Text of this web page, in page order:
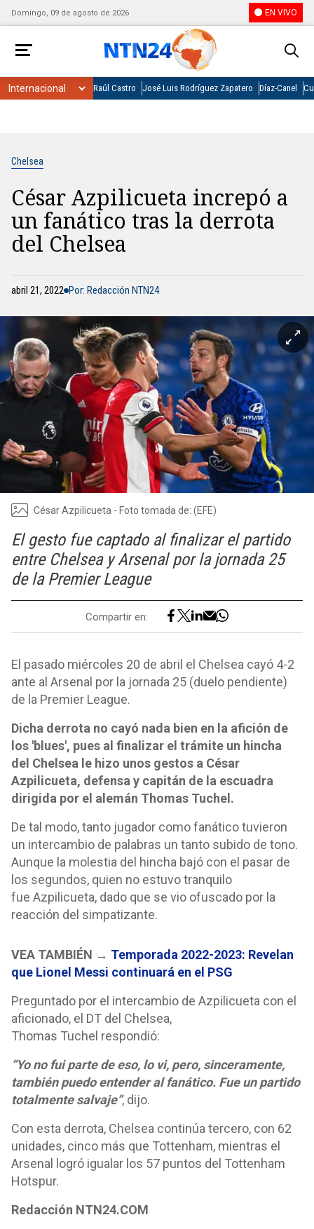
Domingo, 09 de agosto de 2026 EN VIVO
Raúl Castro José Luis Rodríguez Zapatero Díaz-Canel
Chelsea
César Azpilicueta increpó a
un fanático tras la derrota
del Chelsea
abril 21, 2022 Por: Redacción NTN24
César Azpilicueta - Foto tomada de: (EFE)
El gesto fue captado al finalizar el partido
entre Chelsea y Arsenal por la jornada 25
de la Premier League
Compartir en:
El pasado miércoles 20 de abril el Chelsea cayó 4-2
ante al Arsenal por la jornada 25 (duelo pendiente)
de la Premier League.
Dicha derrota no cayó nada bien en la afición de
los 'blues', pues al finalizar el trámite un hincha
del Chelsea le hizo unos gestos a César
Azpilicueta, defensa y capitán de la escuadra
dirigida por el alemán Thomas Tuchel.
De tal modo, tanto jugador como fanático tuvieron
un intercambio de palabras un tanto subido de tono.
Aunque la molestia del hincha bajó con el pasar de
los segundos, quien no estuvo tranquilo
fue Azpilicueta, dado que se vio ofuscado por la
reacción del simpatizante.
VEA TAMBIÉN → Temporada 2022-2023: Revelan
que Lionel Messi continuará en el PSG
Preguntado por el intercambio de Azpilicueta con el
aficionado, el DT del Chelsea,
Thomas Tuchel respondió:
“Yo no fui parte de eso, lo vi, pero, sinceramente,
también puedo entender al fanático. Fue un partido
totalmente salvaje”, dijo.
Con esta derrota, Chelsea continúa tercero, con 62
unidades, cinco más que Tottenham, mientras el
Arsenal logró igualar los 57 puntos del Tottenham
Hotspur.
Redacción NTN24.COM